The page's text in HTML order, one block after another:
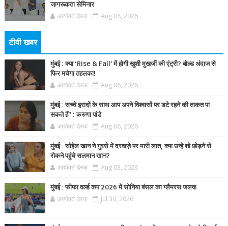
जागरूकता सेमिनार
आर्यावर्त डेस्क Aug 08, 2026
टीवी खबर
मुंबई : क्या ‘Rise & Fall’ में होगी खुशी मुखर्जी की एंट्री? बोल्ड अंदाज से
फिर मचेगा तहलका!
आर्यावर्त डेस्क Aug 06, 2026
मुंबई : सच्चे इरादों के साथ आप अपने विश्वासों पर डटे रहने की ताकत पा
सकते हैं” : करुणा पांडे
आर्यावर्त डेस्क Aug 06, 2026
मुंबई : सोहेल खान ने गुस्से में दरवाज़े पर मारी लात, क्या उन्हें शो छोड़ने से
रोकने पहुंचे सलमान खान?
आर्यावर्त डेस्क Aug 03, 2026
मुंबई : फीफा वर्ल्ड कप 2026 में सोनिया बंसल का ग्लैमरस जलवा
आर्यावर्त डेस्क Jul 30, 2026